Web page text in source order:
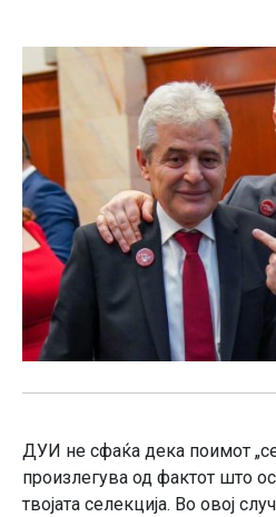
ДУИ не сфаќа дека поимот
произлегува од фактот што
твојата селекција. Во овој